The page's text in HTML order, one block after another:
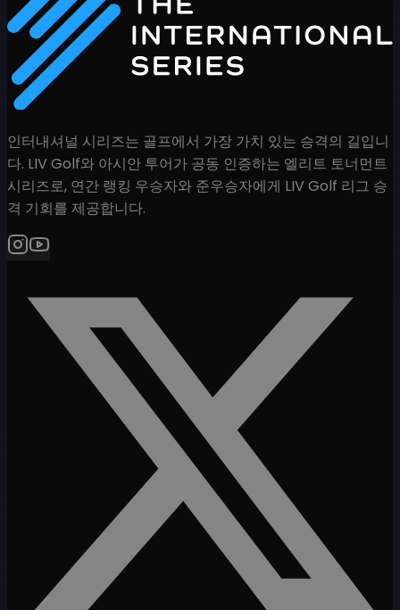
인터내셔널 시리즈는 골프에서 가장 가치 있는 승격의 길입니
다. LIV Golf와 아시안 투어가 공동 인증하는 엘리트 토너먼트
시리즈로, 연간 랭킹 우승자와 준우승자에게 LIV Golf 리그 승
격 기회를 제공합니다.